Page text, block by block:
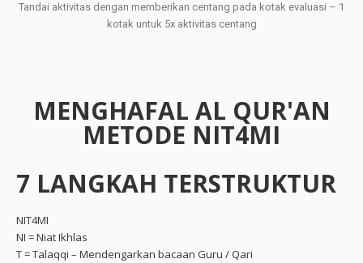
Tandai aktivitas dengan memberikan centang pada kotak evaluasi – 1
kotak untuk 5x aktivitas centang
MENGHAFAL AL QUR'AN
METODE NIT4MI
7 LANGKAH TERSTRUKTUR
NIT4MI
NI = Niat Ikhlas
T = Talaqqi – Mendengarkan bacaan Guru / Qari